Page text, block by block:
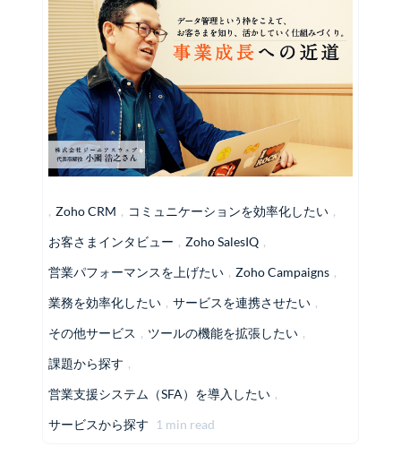
, Zoho CRM , コミュニケーションを効率化したい ,
お客さまインタビュー , Zoho SalesIQ ,
営業パフォーマンスを上げたい , Zoho Campaigns ,
業務を効率化したい , サービスを連携させたい ,
その他サービス , ツールの機能を拡張したい ,
課題から探す ,
営業支援システム（SFA）を導入したい ,
サービスから探す
1 min read